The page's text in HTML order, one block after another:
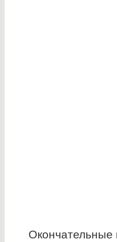
Окончательные